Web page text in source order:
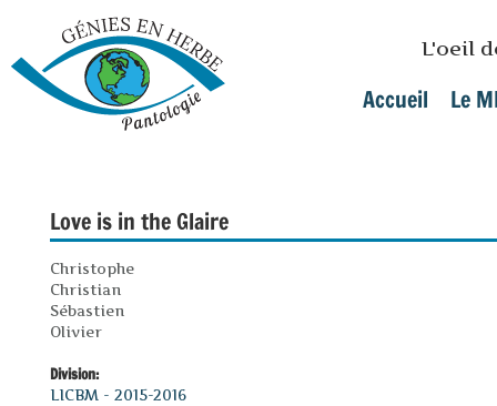
L'oeil
Main menu
Accueil Le
Love is in the Glaire
Christophe
Christian
Sébastien
Olivier
Division:
LICBM - 2015-2016